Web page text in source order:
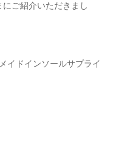
にご紹介いただきまし
イドインソールサプライ